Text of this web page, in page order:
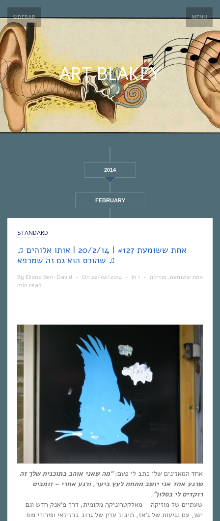
SIDEBAR MENU
ART BLAKEY
2014
FEBRUARY
STANDARD
♫ אחת ששומעת #127 | 20/2/14 | אותו אלוהים
שהורס הוא גם זה שמרפא ♫
By Eliana Ben-David • On 22/02/2014 • In אחת ששומעת, מוזיקה •
1
min read
אחד המאזינים שלי כתב לי פעם: “מה שאני אוהב בתוכנית שלך זה
שרגע אחד אני יושב מתחת לעץ ביער, ורגע אחרי – זומבים
רוקדים לי בסלון”.
שעתיים של מוזיקה – מאלקטרוניקה מקומית, דרך פ’אנק חדש וגם
ישן, עם נגיעות של ג’אז, תיבול עדין של גרוב ברזילאי ופירורי פופ